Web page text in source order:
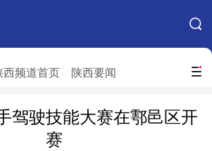
搜索
西频道首页 陕西要闻
网站地图
天津 河北 山西
驾驶技能大赛在鄠邑区开
赛